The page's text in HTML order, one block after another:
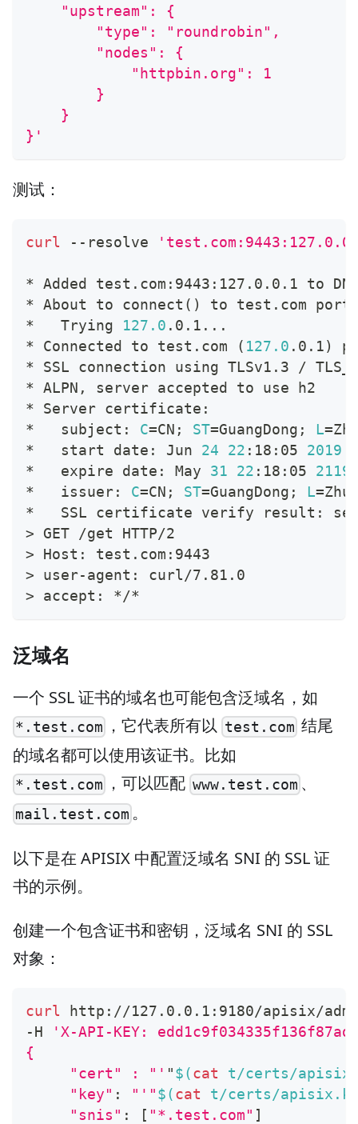
    "upstream": {
        "type": "roundrobin",
        "nodes": {
            "httpbin.org": 1
        }
    }
}'
测试：
curl --resolve
* Added test.com:9443:127.0.0.1 to
* About to connect ( )
to test.com
*   Trying 127.0 .0.1 .. .
* Connected to test.com
( 127.0 .0.1)
* SSL connection using TLSv1.3 /
* ALPN, server accepted to use h2
* Server certificate:
*   subject: C=CN ; ST=GuangDong ; L=
*   start date: Jun 24 22 :18:05 2019
*   expire date: May 31 22 :18:05 2119
*   issuer: C=CN ; ST=GuangDong ; L=
*   SSL certificate verify result:
> GET /get HTTP/2
> Host: test.com:9443
> user-agent: curl/7.81.0
> accept: */*
泛域名
一个 SSL 证书的域名也可能包含泛域名，如
*.test.com ，它代表所有以 test.com结尾
的域名都可以使用该证书。比如
*.test.com ，可以匹配www.test.com、
mail.test.com 。
以下是在 APISIX 中配置泛域名 SNI 的 SSL 证
书的示例。
创建一个包含证书和密钥，泛域名 SNI 的 SSL
对象：
curl http://127.0.0.1:9180/apisix/
-H
'X-API-KEY:
{
     "cert" : "'
"$(cat t/certs/
"key" : "'"$(cat t/certs/
"snis" : [ "*.test.com" ]